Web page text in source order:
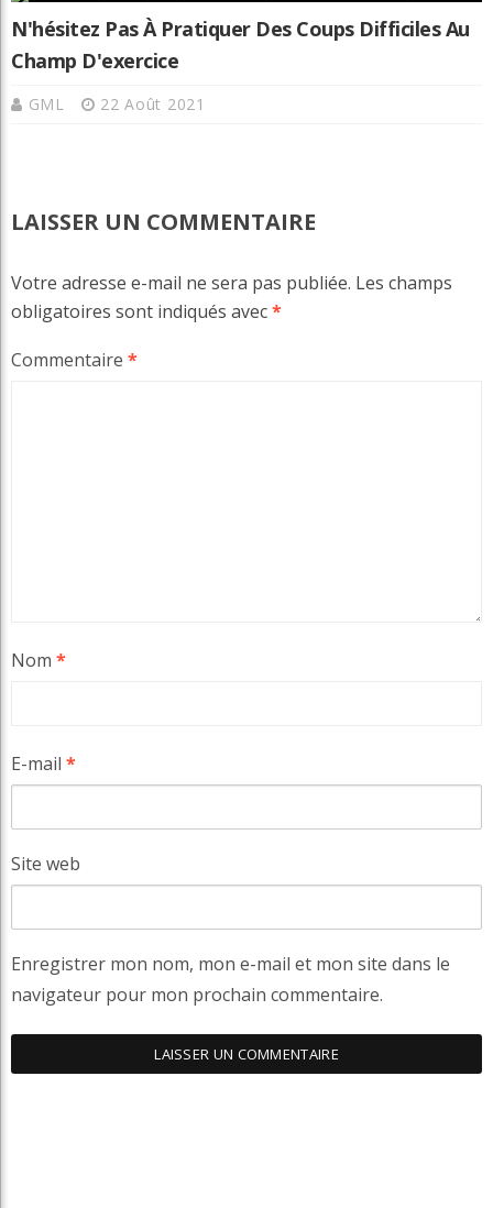
N'hésitez Pas À Pratiquer Des Coups Difficiles Au
Champ D'exercice
GML 22 Août 2021
LAISSER UN COMMENTAIRE
Votre adresse e-mail ne sera pas publiée. Les champs
obligatoires sont indiqués avec*
Commentaire *
Nom *
E-mail *
Site web
Enregistrer mon nom, mon e-mail et mon site dans le
navigateur pour mon prochain commentaire.